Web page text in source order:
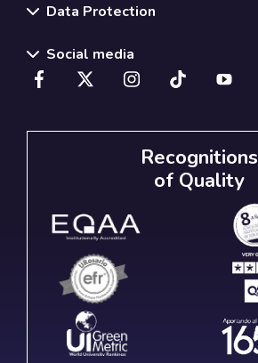
Data Protection
Social media
Recognitions
of Quality